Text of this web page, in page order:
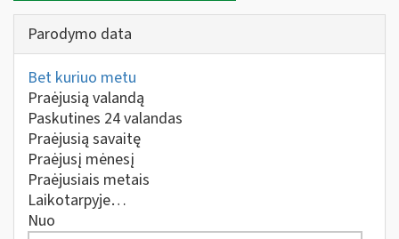
Parodymo data
Bet kuriuo metu
Praėjusią valandą
Paskutines 24 valandas
Praėjusią savaitę
Praėjusį mėnesį
Praėjusiais metais
Laikotarpyje…
Nuo